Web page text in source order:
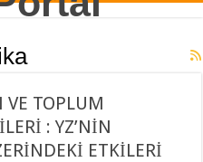
VE TOPLUM
: YZ’NİN
ETKİLERİ